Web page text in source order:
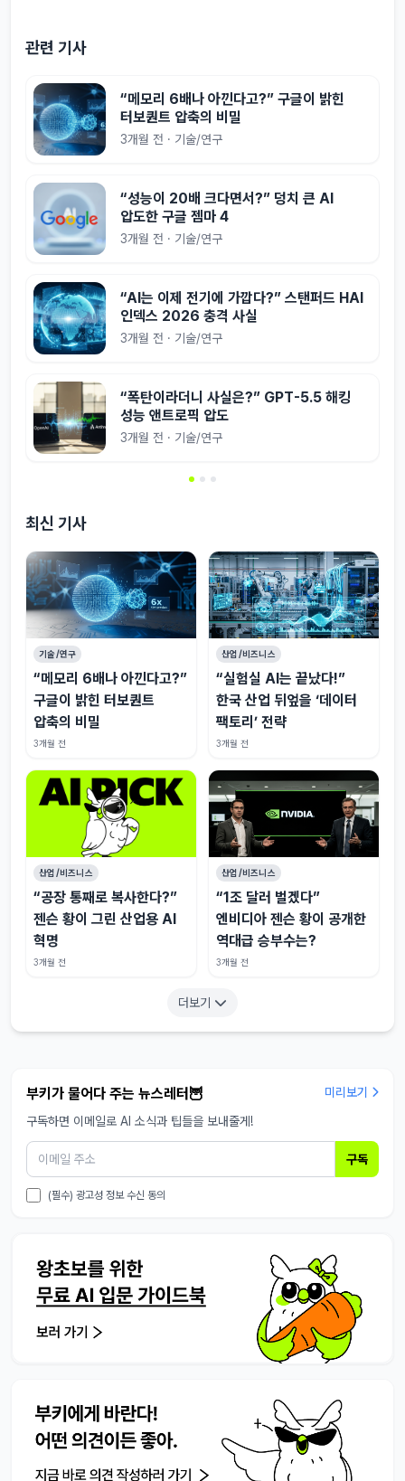
관련 기사
“메모리 6배나 아낀다고?” 구글이 밝힌
터보퀀트 압축의 비밀
3개월 전 · 기술/연구
“성능이 20배 크다면서?” 덩치 큰 AI
압도한 구글 젬마 4
3개월 전 · 기술/연구
“AI는 이제 전기에 가깝다?” 스탠퍼드 HAI
인덱스 2026 충격 사실
3개월 전 · 기술/연구
“폭탄이라더니 사실은?” GPT-5.5 해킹
성능 앤트로픽 압도
3개월 전 · 기술/연구
최신 기사
기술/연구
“메모리 6배나 아낀다고?”
구글이 밝힌 터보퀀트
압축의 비밀
3개월 전
산업/비즈니스
“실험실 AI는 끝났다!”
한국 산업 뒤엎을 ‘데이터
팩토리’ 전략
3개월 전
산업/비즈니스
“공장 통째로 복사한다?”
젠슨 황이 그린 산업용 AI
혁명
3개월 전
산업/비즈니스
“1조 달러 벌겠다”
엔비디아 젠슨 황이 공개한
역대급 승부수는?
3개월 전
더보기
부키가 물어다 주는 뉴스레터🦉
미리보기
구독하면 이메일로 AI 소식과 팁들을 보내줄게!
구독
(필수) 광고성 정보 수신 동의